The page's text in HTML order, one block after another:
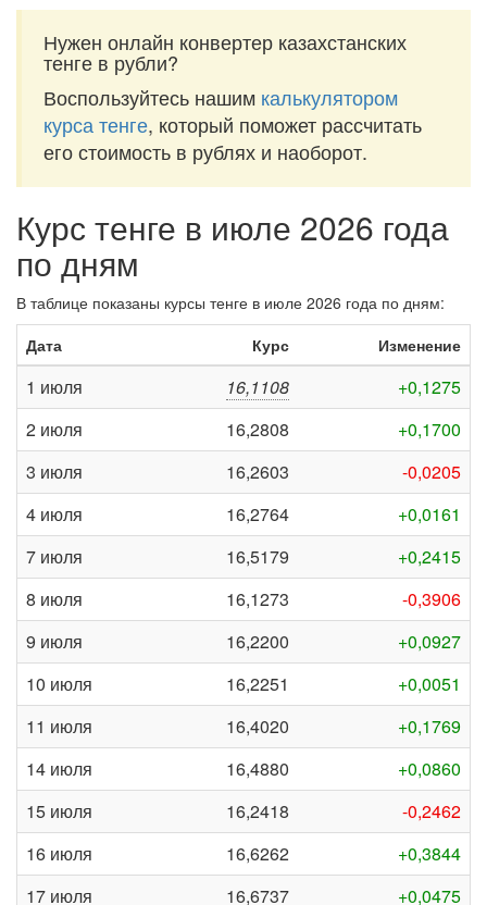
Нужен онлайн конвертер казахстанских
тенге в рубли?
Воспользуйтесь нашим калькулятором
курса тенге, который поможет рассчитать
его стоимость в рублях и наоборот.
Курс тенге в июле 2026 года
по дням
В таблице показаны курсы тенге в июле 2026 года по дням:
Дата
Курс Изменение
1 июля 16,1108
+0,1275
2 июля
16,2808
+0,1700
3 июля
16,2603
-0,0205
4 июля
16,2764
+0,0161
7 июля
16,5179
+0,2415
8 июля
16,1273
-0,3906
9 июля
16,2200
+0,0927
10 июля
16,2251
+0,0051
11 июля
16,4020
+0,1769
14 июля
16,4880
+0,0860
15 июля
16,2418
-0,2462
16 июля
16,6262
+0,3844
17 июля
16,6737
+0,0475